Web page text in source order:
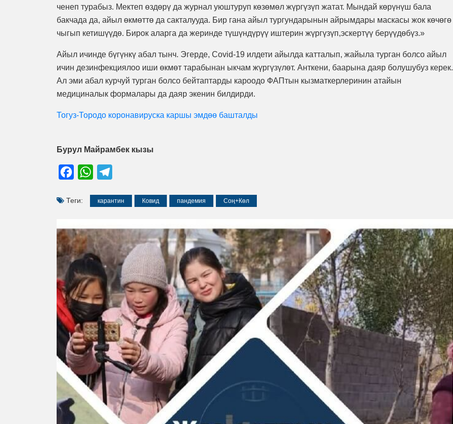
ченеп турабыз. Мектеп өздөрү да журнал уюштуруп көзөмөл жүргүзүп жатат. Мындай көрүнүш бала
бакчада да, айыл өкмөттө да сакталууда. Бир гана айыл тургундарынын айрымдары маскасы жок көчөгө
чыгып кетишүүдө. Бирок аларга да жеринде түшүндүрүү иштерин жүргүзүп,эскертүү берүүдөбүз.»
Айыл ичинде бүгүнкү абал тынч. Эгерде, Covid-19 илдети айылда катталып, жайыла турган болсо айыл
ичин дезинфекциялоо иши өкмөт тарабынан ыкчам жүргүзүлөт. Анткени, баарына даяр болушубуз керек.
Ал эми абал курчуй турган болсо бейтаптарды кароодо ФАПтын кызматкерлеринин атайын
медициналык формалары да даяр экенин билдирди.
Тогуз-Тородо коронавируска каршы эмдөө башталды
Бурул Майрамбек кызы
FacebookWhatsApp
Теги: карантин Ковид пандемия Соң+Көл